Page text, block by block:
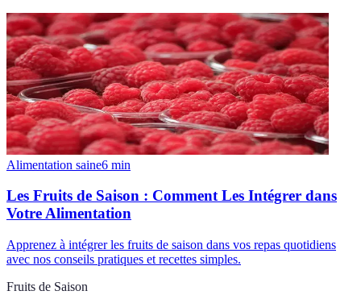
Alimentation saine6 min
Les Fruits de Saison : Comment Les Intégrer dans
Votre Alimentation
Apprenez à intégrer les fruits de saison dans vos repas quotidiens
avec nos conseils pratiques et recettes simples.
Fruits de Saison